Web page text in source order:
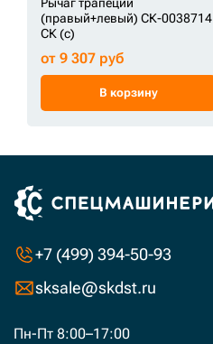
(правый+левый) СК-0038714
СК (c)
от 9 307 руб
В корзину
+7 (499) 394-50-93
sksale@skdst.ru
Пн-Пт 8:00–17:00